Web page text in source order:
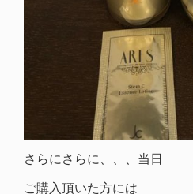
さらにさらに、、、当日
ご購入頂いた方には